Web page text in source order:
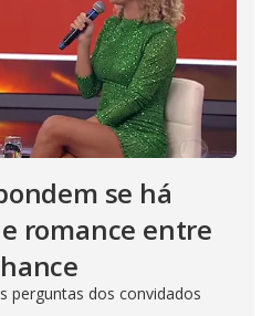
se há
romance entre
perguntas dos convidados